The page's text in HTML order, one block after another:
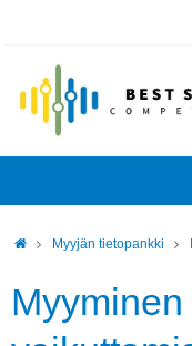
Myyjän tietopankki